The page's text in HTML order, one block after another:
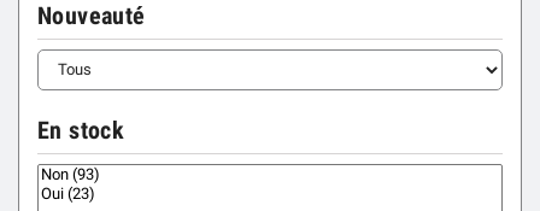
Nouveauté
En stock